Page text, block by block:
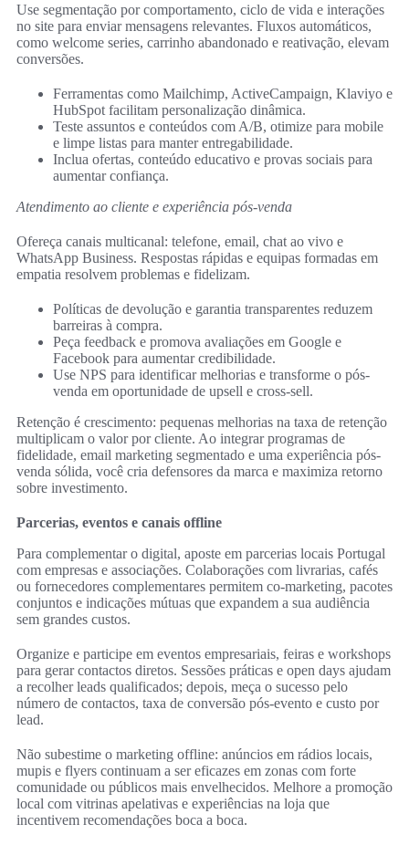
Use segmentação por comportamento, ciclo de vida e interações
no site para enviar mensagens relevantes. Fluxos automáticos,
como welcome series, carrinho abandonado e reativação, elevam
conversões.
Ferramentas como Mailchimp, ActiveCampaign, Klaviyo e
HubSpot facilitam personalização dinâmica.
Teste assuntos e conteúdos com A/B, otimize para mobile
e limpe listas para manter entregabilidade.
Inclua ofertas, conteúdo educativo e provas sociais para
aumentar confiança.
Atendimento ao cliente e experiência pós-venda
Ofereça canais multicanal: telefone, email, chat ao vivo e
WhatsApp Business. Respostas rápidas e equipas formadas em
empatia resolvem problemas e fidelizam.
Políticas de devolução e garantia transparentes reduzem
barreiras à compra.
Peça feedback e promova avaliações em Google e
Facebook para aumentar credibilidade.
Use NPS para identificar melhorias e transforme o pós-
venda em oportunidade de upsell e cross-sell.
Retenção é crescimento: pequenas melhorias na taxa de retenção
multiplicam o valor por cliente. Ao integrar programas de
fidelidade, email marketing segmentado e uma experiência pós-
venda sólida, você cria defensores da marca e maximiza retorno
sobre investimento.
Parcerias, eventos e canais offline
Para complementar o digital, aposte em parcerias locais Portugal
com empresas e associações. Colaborações com livrarias, cafés
ou fornecedores complementares permitem co-marketing, pacotes
conjuntos e indicações mútuas que expandem a sua audiência
sem grandes custos.
Organize e participe em eventos empresariais, feiras e workshops
para gerar contactos diretos. Sessões práticas e open days ajudam
a recolher leads qualificados; depois, meça o sucesso pelo
número de contactos, taxa de conversão pós-evento e custo por
lead.
Não subestime o marketing offline: anúncios em rádios locais,
mupis e flyers continuam a ser eficazes em zonas com forte
comunidade ou públicos mais envelhecidos. Melhore a promoção
local com vitrinas apelativas e experiências na loja que
incentivem recomendações boca a boca.